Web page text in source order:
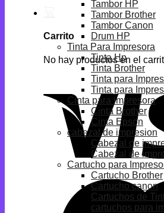
Carrito
No hay productos en el
Tambor HP
Tambor Brother
Tambor Canon
Drum HP
Tinta Para Impresora
Tinta Hp
Tinta Brother
Tinta para
Tinta para
Cinta para impresora
Cinta Brother
Cinta Epson
cabezal de impresion
Cabezal de
Cabezal de
Cartucho para
Cartucho Brother
Cartucho canon
Cartuchos de
cartuchos para